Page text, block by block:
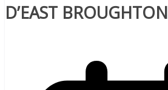
D’EAST BROUGHTON